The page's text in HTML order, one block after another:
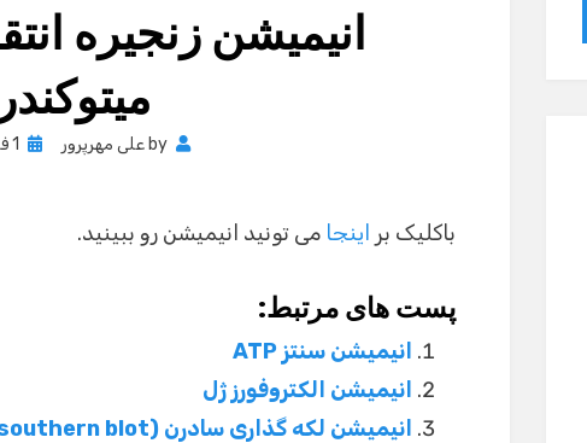
انیمیشن زنجیره
by علی مهرپرور 1 فوریه , 2012
باکلیک بر اینجا می تونید انیمیشن رو ببینید.
پست های مرتبط:
انیمیشن سنتز ATP
انیمیشن الکتروفورز ژل
انیمیشن لکه گذاری سادرن (southern blot)